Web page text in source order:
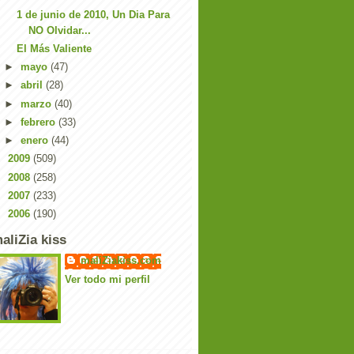
1 de junio de 2010, Un Dia Para
NO Olvidar...
El Más Valiente
► mayo (47)
► abril (28)
► marzo (40)
► febrero (33)
► enero (44)
2009 (509)
2008 (258)
2007 (233)
2006 (190)
kiss
maliZiakiss.com
Ver todo mi perfil